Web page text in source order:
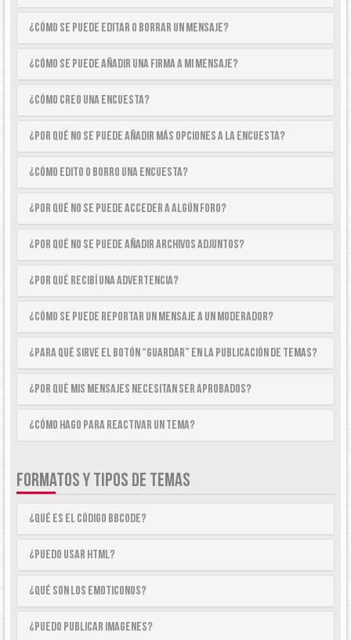
¿Cómo se puede editar o borrar un mensaje?
¿Cómo se puede añadir una firma a mi mensaje?
¿Cómo creo una encuesta?
¿Por qué no se puede añadir más opciones a la encuesta?
¿Cómo edito o borro una encuesta?
¿Por qué no se puede acceder a algún foro?
¿Por qué no se puede añadir archivos adjuntos?
¿Por qué recibí una advertencia?
¿Cómo se puede reportar un mensaje a un moderador?
¿Para qué sirve el botón “Guardar” en la publicación de temas?
¿Por qué mis mensajes necesitan ser aprobados?
¿Cómo hago para reactivar un tema?
FORMATOS Y TIPOS DE TEMAS
¿Qué es el código BBCode?
¿Puedo usar HTML?
¿Qué son los emoticonos?
¿Puedo publicar imagenes?